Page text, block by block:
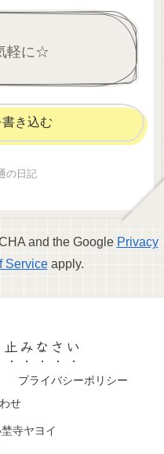
服を着せてあげたかっ
軽に☆
き込む
の日記
and the Google Privacy
Serviceapply.
みなさい
プライバシーポリシー
せ
寺ヤヨイ